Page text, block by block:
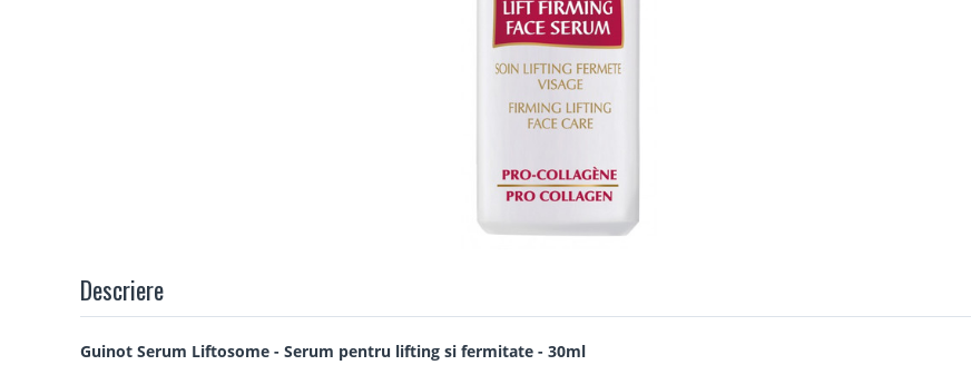
Descriere
Guinot Serum Liftosome - Serum pentru lifting si fermitate - 30ml